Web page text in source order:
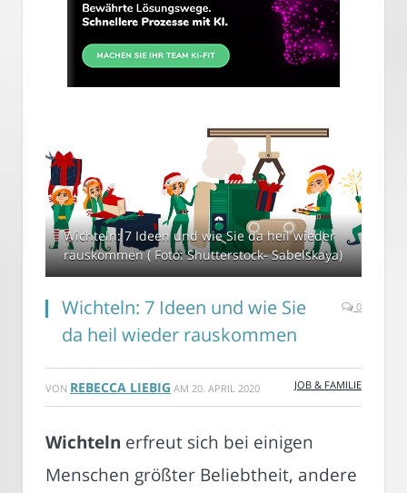
Wichteln: 7 Ideen und wie Sie da heil wieder
rauskommen ( Foto: Shutterstock- Sabelskaya)
Wichteln: 7 Ideen und wie Sie
da heil wieder rauskommen
0
VON REBECCA LIEBIG AM 20. APRIL 2020 JOB & FAMILIE
Wichteln erfreut sich bei einigen
Menschen größter Beliebtheit, andere